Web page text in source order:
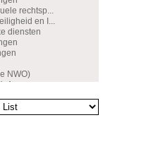
rechtsp...
en I...
diensten
NWO)